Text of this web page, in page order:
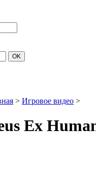
> Игровое видео >
Ex